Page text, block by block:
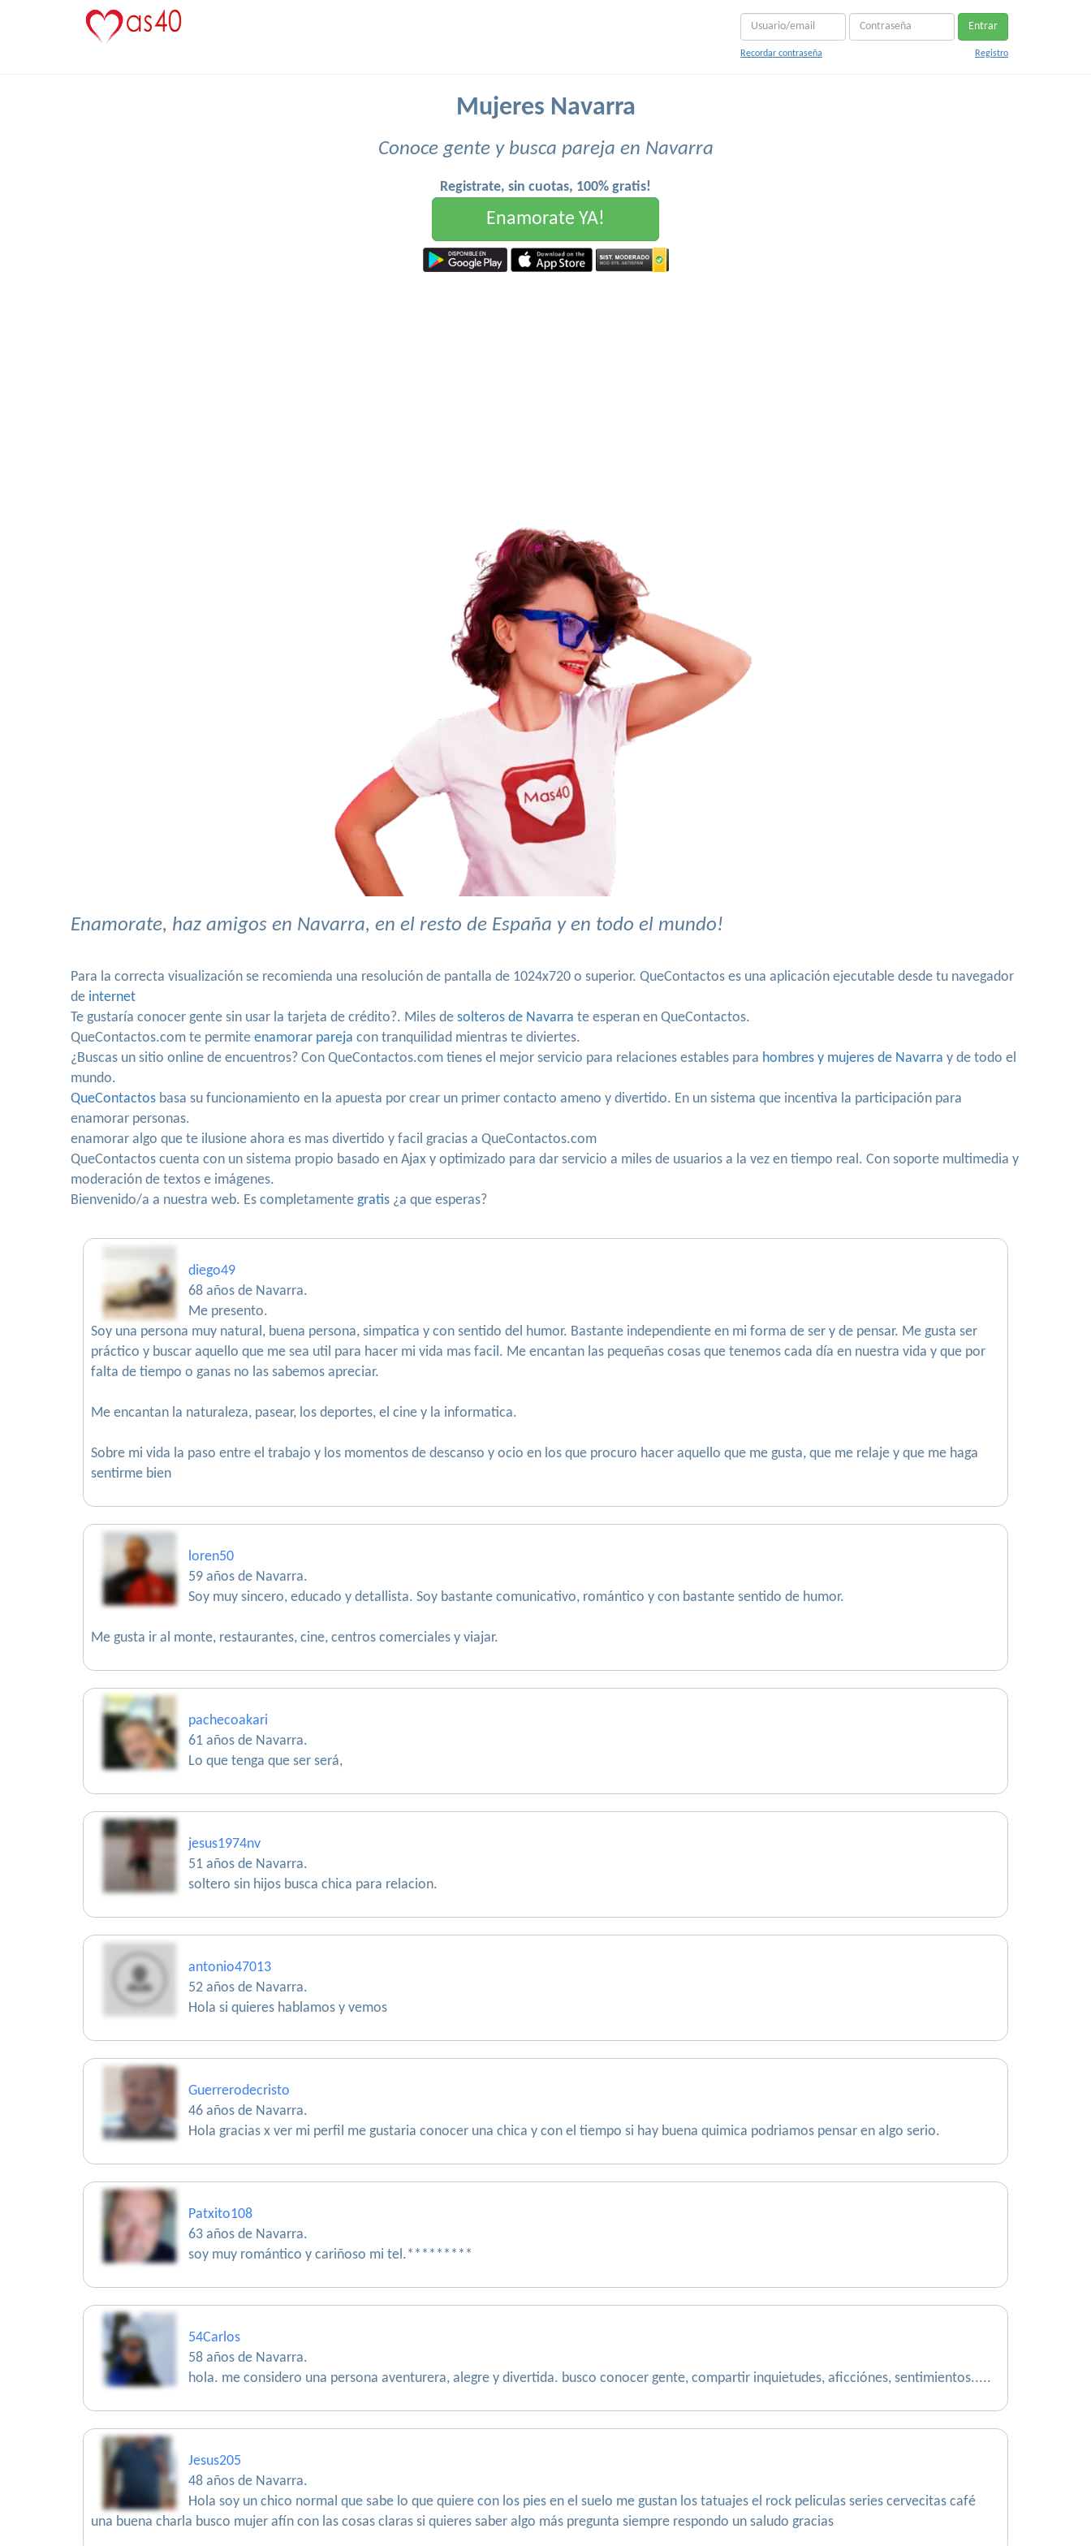
Entrar
Recordar contraseña Registro
Mujeres Navarra
Conoce gente y busca pareja en Navarra
Registrate, sin cuotas, 100% gratis!
Enamorate YA!
Enamorate, haz amigos en Navarra, en el resto de España y en todo el mundo!
Para la correcta visualización se recomienda una resolución de pantalla de 1024x720 o superior. QueContactos es una aplicación ejecutable desde tu navegador
de internet
Te gustaría conocer gente sin usar la tarjeta de crédito?. Miles de solteros de Navarra te esperan en QueContactos.
QueContactos.com te permite enamorar pareja con tranquilidad mientras te diviertes.
¿Buscas un sitio online de encuentros? Con QueContactos.com tienes el mejor servicio para relaciones estables para hombres y mujeres de Navarra y de todo el
mundo.
QueContactos basa su funcionamiento en la apuesta por crear un primer contacto ameno y divertido. En un sistema que incentiva la participación para
enamorar personas.
enamorar algo que te ilusione ahora es mas divertido y facil gracias a QueContactos.com
QueContactos cuenta con un sistema propio basado en Ajax y optimizado para dar servicio a miles de usuarios a la vez en tiempo real. Con soporte multimedia y
moderación de textos e imágenes.
Bienvenido/a a nuestra web. Es completamente gratis ¿a que esperas?
diego49
68 años de Navarra.
Me presento.
Soy una persona muy natural, buena persona, simpatica y con sentido del humor. Bastante independiente en mi forma de ser y de pensar. Me gusta ser
práctico y buscar aquello que me sea util para hacer mi vida mas facil. Me encantan las pequeñas cosas que tenemos cada día en nuestra vida y que por
falta de tiempo o ganas no las sabemos apreciar.
Me encantan la naturaleza, pasear, los deportes, el cine y la informatica.
Sobre mi vida la paso entre el trabajo y los momentos de descanso y ocio en los que procuro hacer aquello que me gusta, que me relaje y que me haga
sentirme bien
loren50
59 años de Navarra.
Soy muy sincero, educado y detallista. Soy bastante comunicativo, romántico y con bastante sentido de humor.
Me gusta ir al monte, restaurantes, cine, centros comerciales y viajar.
pachecoakari
61 años de Navarra.
Lo que tenga que ser será,
jesus1974nv
51 años de Navarra.
soltero sin hijos busca chica para relacion.
antonio47013
52 años de Navarra.
Hola si quieres hablamos y vemos
Guerrerodecristo
46 años de Navarra.
Hola gracias x ver mi perfil me gustaria conocer una chica y con el tiempo si hay buena quimica podriamos pensar en algo serio.
Patxito108
63 años de Navarra.
soy muy romántico y cariñoso mi tel.*********
54Carlos
58 años de Navarra.
hola. me considero una persona aventurera, alegre y divertida. busco conocer gente, compartir inquietudes, aficciónes, sentimientos.....
Jesus205
48 años de Navarra.
Hola soy un chico normal que sabe lo que quiere con los pies en el suelo me gustan los tatuajes el rock peliculas series cervecitas café
una buena charla busco mujer afín con las cosas claras si quieres saber algo más pregunta siempre respondo un saludo gracias